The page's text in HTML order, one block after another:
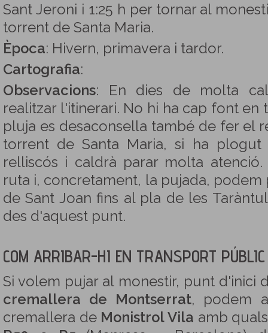
Sant Jeroni i 1:25 h per tornar al
torrent de Santa Maria.
Època: Hivern, primavera i tardor.
Cartografia:
Observacions: En dies de molta
realitzar l'itinerari. No hi ha cap font
pluja es desaconsella també de fer el
torrent de Santa Maria, si ha
relliscós i caldrà parar molta
ruta i, concretament, la pujada,
de Sant Joan fins al pla de les
des d'aquest punt.
COM ARRIBAR-HI EN TRANSPORT PÚBLIC
Si volem pujar al monestir, punt d'inici
cremallera de Montserrat, podem
cremallera de Monistrol Vila amb